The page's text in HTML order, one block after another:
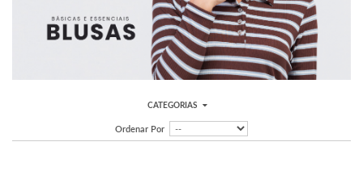
CATEGORIAS
Ordenar Por